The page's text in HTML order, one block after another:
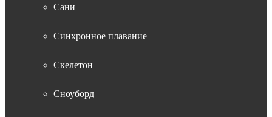
Сани
Синхронное плавание
Скелетон
Сноуборд